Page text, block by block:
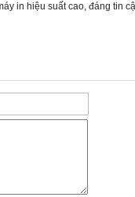
in hiệu suất cao, đáng tin